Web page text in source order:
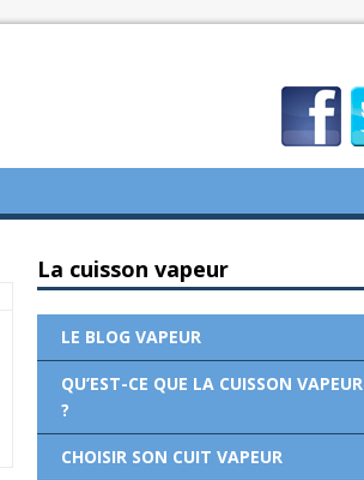
La cuisson vapeur
LE BLOG VAPEUR
QU’EST-CE QUE LA CUISSON VAPEUR
?
CHOISIR SON CUIT VAPEUR